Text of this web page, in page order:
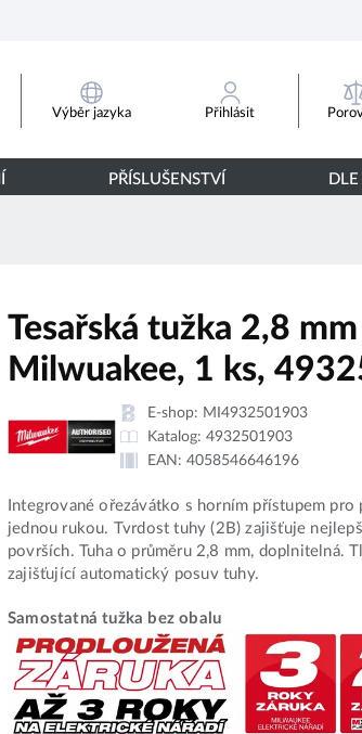
Výběr jazyka Přihlásit
PŘÍSLUŠENSTVÍ
Tesařská tužka 2,8 mm
Milwuakee, 1 ks,
E-shop: MI4932501903
Katalog: 4932501903
EAN: 4058546646196
Integrované ořezávátko s horním přístupem pro
jednou rukou. Tvrdost tuhy (2B) zajišťuje
površích. Tuha o průměru 2,8 mm, doplnitelná.
zajišťující automatický posuv tuhy.
Samostatná tužka bez obalu